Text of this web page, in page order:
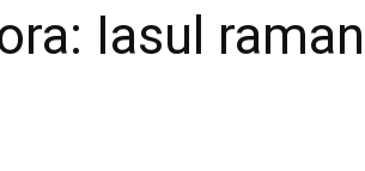
Iasul